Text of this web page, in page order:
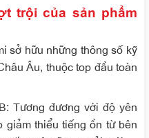
trội của sản phẩm
sở hữu những thông số kỹ
Âu, thuộc top đầu toàn
Tương đương với độ yên
giảm thiểu tiếng ồn từ bên